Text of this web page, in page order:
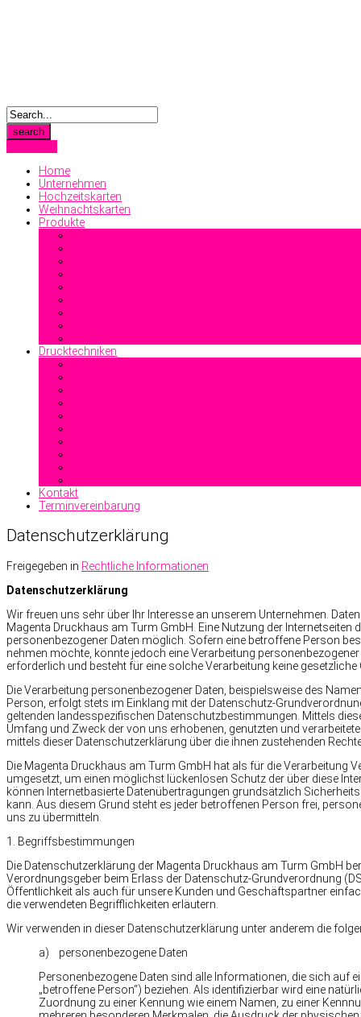
Home
Unternehmen
Hochzeitskarten
Weihnachtskarten
Produkte
Drucktechniken
Kontakt
Terminvereinbarung
Datenschutzerklärung
Freigegeben in Rechtliche Informationen
Datenschutzerklärung
Wir freuen uns sehr über Ihr Interesse an unserem Unternehmen.
Magenta Druckhaus am Turm GmbH. Eine Nutzung der
personenbezogener Daten möglich. Sofern eine betroffene Person
nehmen möchte, könnte jedoch eine Verarbeitung
erforderlich und besteht für eine solche Verarbeitung keine
Die Verarbeitung personenbezogener Daten, beispielsweise des
Person, erfolgt stets im Einklang mit der Datenschutz-
geltenden landesspezifischen Datenschutzbestimmungen. Mittels
Umfang und Zweck der von uns erhobenen, genutzten und
mittels dieser Datenschutzerklärung über die ihnen zustehenden
Die Magenta Druckhaus am Turm GmbH hat als für die
umgesetzt, um einen möglichst lückenlosen Schutz der über diese
können Internetbasierte Datenübertragungen grundsätzlich
kann. Aus diesem Grund steht es jeder betroffenen Person frei,
uns zu übermitteln.
1. Begriffsbestimmungen
Die Datenschutzerklärung der Magenta Druckhaus am Turm GmbH
Verordnungsgeber beim Erlass der Datenschutz-Grundverordnung
Öffentlichkeit als auch für unsere Kunden und Geschäftspartner
die verwendeten Begrifflichkeiten erläutern.
Wir verwenden in dieser Datenschutzerklärung unter anderem die
a) personenbezogene Daten
Personenbezogene Daten sind alle Informationen, die sich auf
„betroffene Person“) beziehen. Als identifizierbar wird eine
Zuordnung zu einer Kennung wie einem Namen, zu einer